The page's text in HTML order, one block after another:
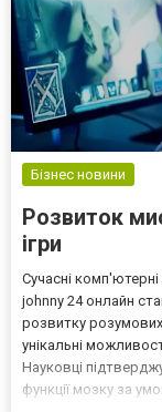
Бізнес новини
Розвиток
ігри
Сучасні
johnny 24 онлайн
розвитку
унікальні
Науковці
функції мозку за